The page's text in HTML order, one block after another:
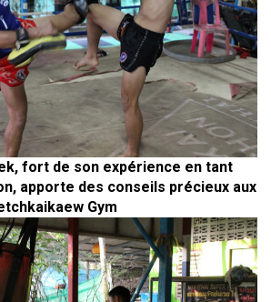
fort de son expérience en tant
apporte des conseils précieux aux
Gym